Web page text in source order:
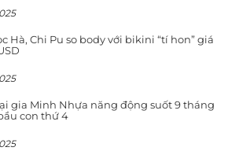
Hà, Chi Pu so body với bikini “tí hon” giá
gia Minh Nhựa năng động suốt 9 tháng
con thứ 4